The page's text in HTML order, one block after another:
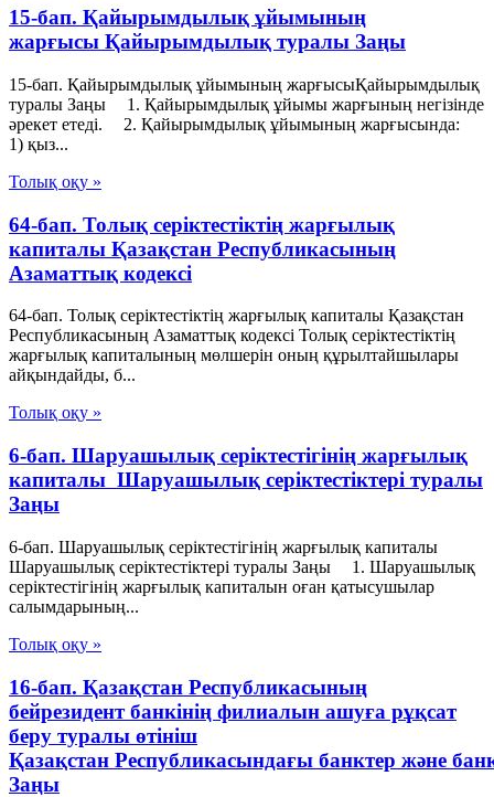
15-бап. Қайырымдылық ұйымының
жарғысы Қайырымдылық туралы Заңы
15-бап. Қайырымдылық ұйымының жарғысыҚайырымдылық
туралы Заңы 1. Қайырымдылық ұйымы жарғының негізінде
әрекет етеді. 2. Қайырымдылық ұйымының жарғысында:
1) қыз...
Толық оқу »
64-бап. Толық серiктестiктiң жарғылық
капиталы Қазақстан Республикасының
Азаматтық кодексi
64-бап. Толық серiктестiктiң жарғылық капиталы Қазақстан
Республикасының Азаматтық кодексi Толық серiктестiктiң
жарғылық капиталының мөлшерiн оның құрылтайшылары
айқындайды, б...
Толық оқу »
6-бап. Шаруашылық серiктестiгiнiң жарғылық
капиталы Шаруашылық серіктестіктері туралы
Заңы
6-бап. Шаруашылық серiктестiгiнiң жарғылық капиталы
Шаруашылық серіктестіктері туралы Заңы 1. Шаруашылық
серiктестiгiнiң жарғылық капиталын оған қатысушылар
салымдарының...
Толық оқу »
16-бап. Қазақстан Республикасының
бейрезидент банкінің филиалын ашуға рұқсат
беру туралы өтініш
Қазақстан Республикасындағы банктер және
Заңы